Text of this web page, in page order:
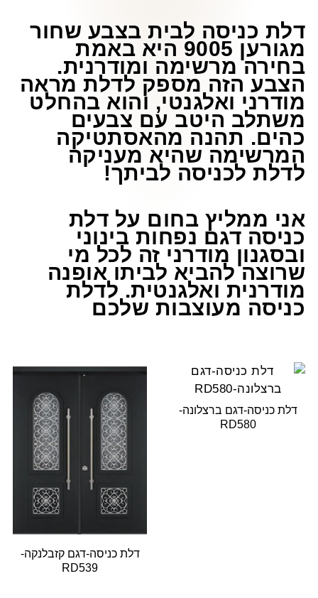
דלת כניסה לבית בצבע שחור
מגורען 9005 היא באמת
בחירה מרשימה ומודרנית.
הצבע הזה מספק לדלת מראה
מודרני ואלגנטי, והוא בהחלט
משתלב היטב עם צבעים
כהים. תהנה מהאסתטיקה
המרשימה שהיא מעניקה
לדלת לכניסה לביתך!
אני ממליץ בחום על דלת
כניסה דגם נפחות בינוני
ובסגנון מודרני זה לכל מי
שרוצה להביא לביתו אופנה
מודרנית ואלגנטית. לדלת
כניסה מעוצבות שלכם
דלת כניסה-דגם ברצלונה-
RD580
דלת כניסה-דגם קזבלנקה-
RD539